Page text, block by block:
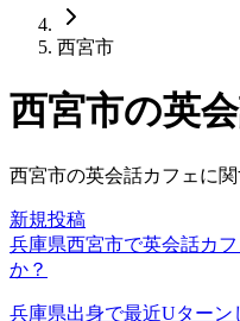
西宮市
西宮市の英
西宮市の英会話カフェに
新規投稿
兵庫県西宮市で英会話カ
か？
兵庫県出身で最近Uター